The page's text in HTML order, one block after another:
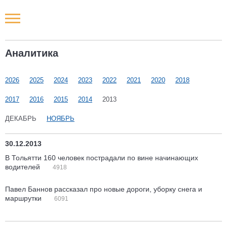
Аналитика
2026 2025 2024 2023 2022 2021 2020 2018
2017 2016 2015 2014 2013
ДЕКАБРЬ НОЯБРЬ
30.12.2013
В Тольятти 160 человек пострадали по вине начинающих
водителей
4918
Павел Баннов рассказал про новые дороги, уборку снега и
маршрутки
6091
Новости РФ
Наши мероприятия
Статьи